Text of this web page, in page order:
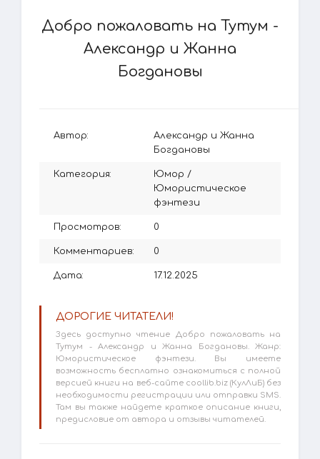
Добро пожаловать на Тутум -
Александр и Жанна
Богдановы
Автор:
Александр и Жанна
Богдановы
Категория: Юмор /
Юмористическое
фэнтези
Просмотров: 0
Комментариев: 0
Дата: 17.12.2025
ДОРОГИЕ ЧИТАТЕЛИ!
Здесь доступно чтение Добро пожаловать на
Тутум - Александр и Жанна Богдановы. Жанр:
Юмористическое фэнтези. Вы имеете
возможность бесплатно ознакомиться с полной
версией книги на веб-сайте coollib.biz (КулЛиБ) без
необходимости регистрации или отправки SMS.
Там вы также найдете краткое описание книги,
предисловие от автора и отзывы читателей.